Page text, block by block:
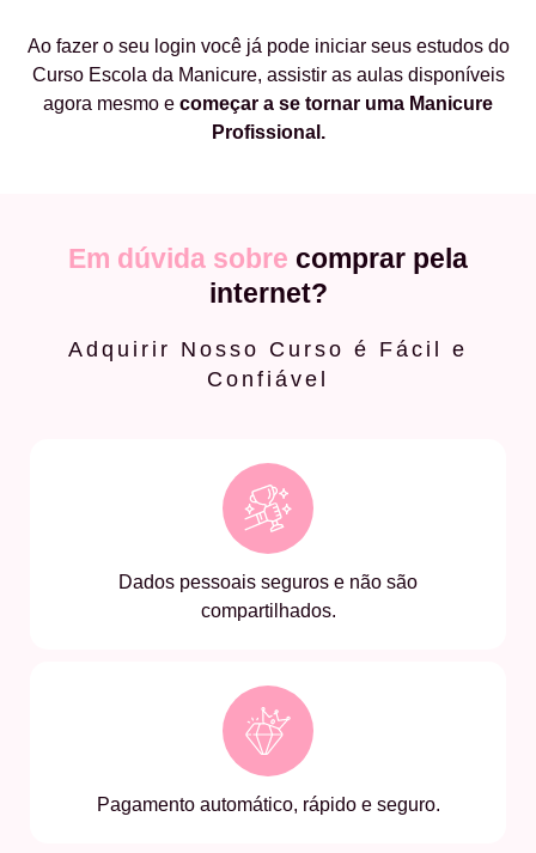
Ao fazer o seu login você já pode iniciar seus estudos do
Curso Escola da Manicure, assistir as aulas disponíveis
agora mesmo e começar a se tornar uma Manicure
Profissional.
Em dúvida sobre comprar pela
internet?
Adquirir Nosso Curso é Fácil e
Confiável
Dados pessoais seguros e não são
compartilhados.
Pagamento automático, rápido e seguro.